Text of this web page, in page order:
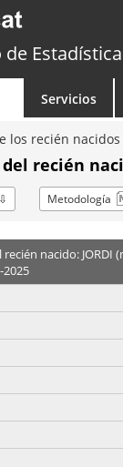
Servicios
los recién nacidos
recién
Metodología
nacido: JORDI
2025